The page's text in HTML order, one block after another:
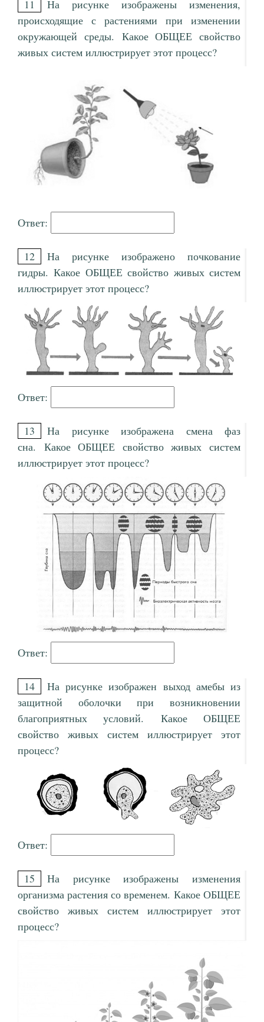
11
На рисунке изображены изменения,
происходящие с растениями при изменении
окружающей среды. Какое ОБЩЕЕ свойство
живых систем иллюстрирует этот процесс?
Ответ:
12
На рисунке изображено почкование
гидры. Какое ОБЩЕЕ свойство живых систем
иллюстрирует этот процесс?
Ответ:
13
На рисунке изображена смена фаз
сна. Какое ОБЩЕЕ свойство живых систем
иллюстрирует этот процесс?
Ответ:
14
На рисунке изображен выход амебы из
защитной оболочки при возникновении
благоприятных условий. Какое ОБЩЕЕ
свойство живых систем иллюстрирует этот
процесс?
Ответ:
15
На рисунке изображены изменения
организма растения со временем. Какое ОБЩЕЕ
свойство живых систем иллюстрирует этот
процесс?